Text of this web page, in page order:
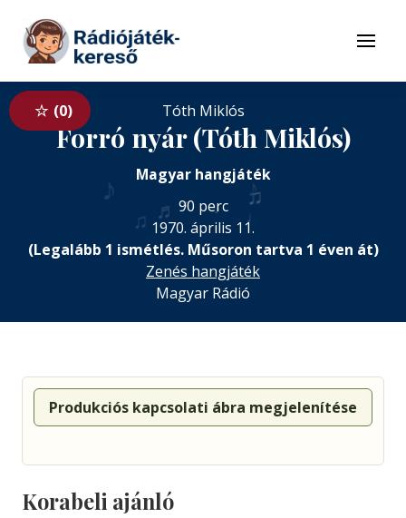
Tovább a tartalomhoz
Menü
0
♪
♫ ♬
♪
♩
♫
♪
♬
Tóth Miklós
Forró nyár (Tóth Miklós)
Magyar hangjáték
90 perc
1970. április 11.
(Legalább 1 ismétlés. Műsoron tartva 1 éven át)
Zenés hangjáték
Magyar Rádió
Produkciós kapcsolati ábra megjelenítése
Korabeli ajánló